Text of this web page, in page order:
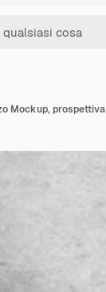
Mockup, prospettiva